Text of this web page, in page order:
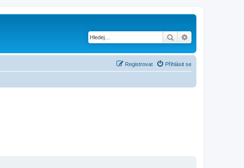
Hledat
Přihlásit se
Registrovat